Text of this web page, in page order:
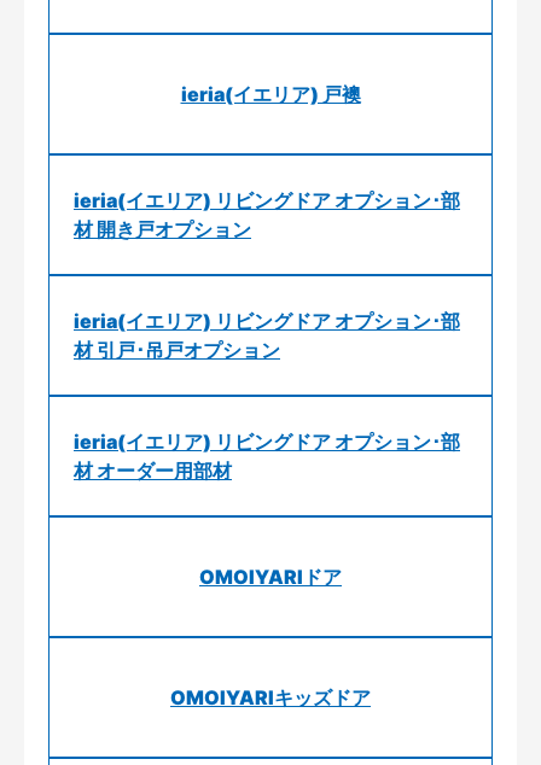
ieria(イエリア) 戸襖
ieria(イエリア) リビングドア オプション･部
材 開き戸オプション
ieria(イエリア) リビングドア オプション･部
材 引戸･吊戸オプション
ieria(イエリア) リビングドア オプション･部
材 オーダー用部材
OMOIYARIドア
OMOIYARIキッズドア